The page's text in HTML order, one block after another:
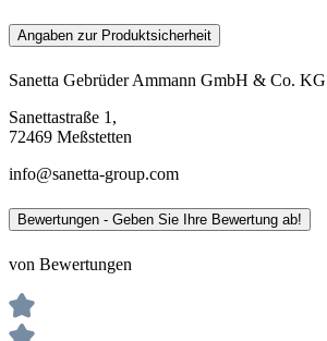
Angaben zur Produktsicherheit
Sanetta Gebrüder Ammann GmbH & Co. KG
Sanettastraße 1,
72469 Meßstetten
info@sanetta-group.com
Bewertungen - Geben Sie Ihre Bewertung ab!
von Bewertungen